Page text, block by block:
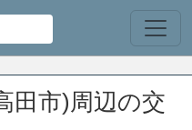
田市)周辺の交